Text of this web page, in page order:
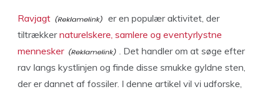
Ravjagt
er en populær aktivitet, der
tiltrækkernaturelskere, samlere og eventyrlystne
mennesker
. Det handler om at søge efter
rav langs kystlinjen og finde disse smukke gyldne sten,
der er dannet af fossiler. I denne artikel vil vi udforske,